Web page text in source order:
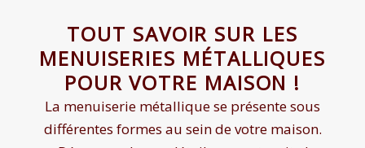
content
TOUT SAVOIR SUR LES
MENUISERIES MÉTALLIQUES
POUR VOTRE MAISON !
La menuiserie métallique se présente sous
différentes formes au sein de votre maison.